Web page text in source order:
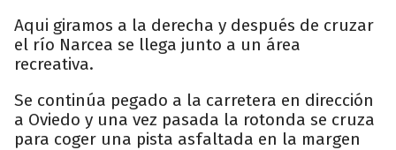
Aqui giramos a la derecha y después de cruzar
el río Narcea se llega junto a un área
recreativa.
Se continúa pegado a la carretera en dirección
a Oviedo y una vez pasada la rotonda se cruza
para coger una pista asfaltada en la margen